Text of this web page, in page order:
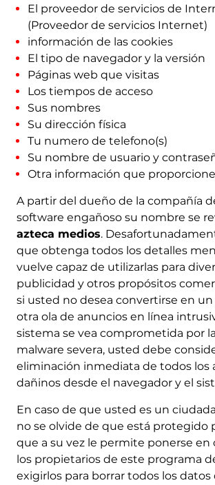
El proveedor de servicios de
(Proveedor de servicios Internet)
información de las cookies
El tipo de navegador y la versión
Páginas web que visitas
Los tiempos de acceso
Sus nombres
Su dirección física
Tu numero de telefono(s)
Su nombre de usuario y
Otra información que proporcione
A partir del dueño de la compañía
software engañoso su nombre se
azteca medios.
que obtenga todos los detalles
vuelve capaz de utilizarlas para
publicidad y otros propósitos
si usted no desea convertirse en
otra ola de anuncios en línea
sistema se vea comprometida por
malware severa, usted debe
eliminación inmediata de todos los
dañinos desde el navegador y el
En caso de que usted es un
no se olvide de que está protegido
que a su vez le permite ponerse en
los propietarios de este programa
exigirlos para borrar todos los datos